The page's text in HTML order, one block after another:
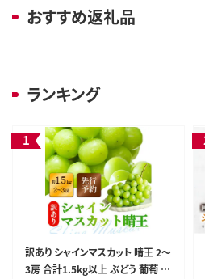
おすすめ返礼品
ランキング
訳あり シャインマスカット 晴王 2～
3房 合計1.5kg以上 ぶどう 葡萄 シ